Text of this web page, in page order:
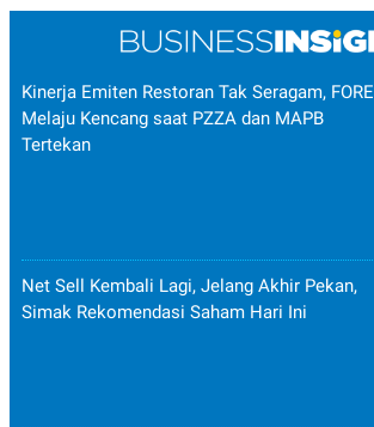
Kinerja Emiten Restoran Tak Seragam, FORE
Melaju Kencang saat PZZA dan MAPB
Tertekan
Net Sell Kembali Lagi, Jelang Akhir Pekan,
Simak Rekomendasi Saham Hari Ini